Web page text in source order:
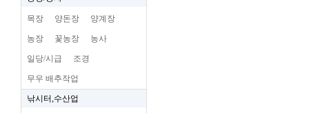
목장 양돈장 양계장
농장 꽃농장 농사
일당/시급 조경
무우 배추작업
낚시터,수산업